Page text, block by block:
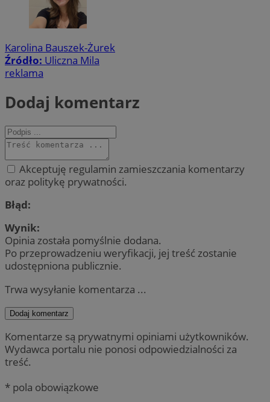
Karolina Bauszek-Żurek
Źródło: Uliczna Mila
reklama
Dodaj komentarz
Akceptuję regulamin zamieszczania komentarzy
oraz politykę prywatności.
Błąd:
Wynik:
Opinia została pomyślnie dodana.
Po przeprowadzeniu weryfikacji, jej treść zostanie
udostępniona publicznie.
Trwa wysyłanie komentarza ...
Dodaj komentarz
Komentarze są prywatnymi opiniami użytkowników.
Wydawca portalu nie ponosi odpowiedzialności za
treść.
* pola obowiązkowe